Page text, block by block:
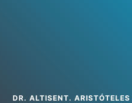
DR. ALTISENT.